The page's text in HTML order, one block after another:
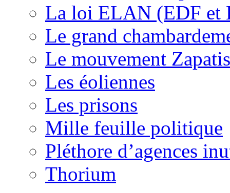
La loi ELAN (EDF et
Le grand
Le mouvement
Les éoliennes
Les prisons
Mille feuille politique
Pléthore d’agences
Thorium